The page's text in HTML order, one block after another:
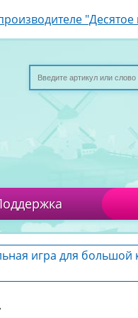
"Десятое
игра для